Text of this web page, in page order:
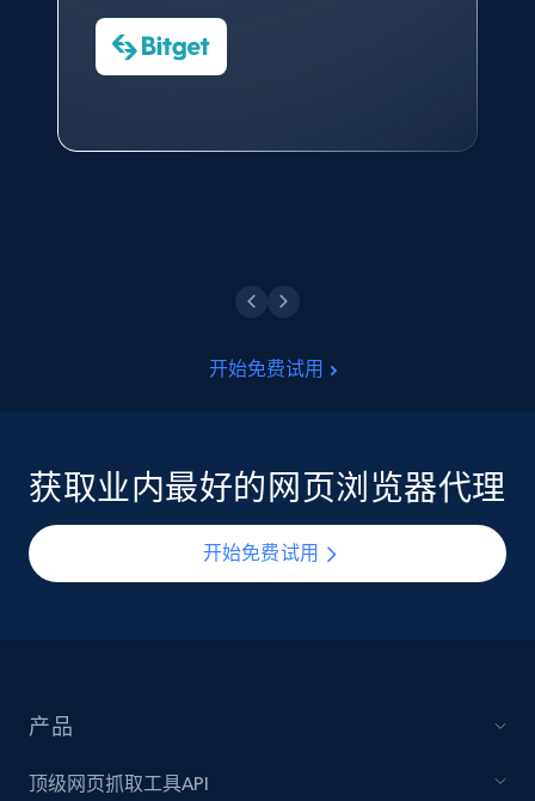
数据科学专家
Charmagne Cruz
—— Shopee Philippines Inc. 报告与分析、
Convert Group 的 CTO
开始免费试用
获取业内最好的网页浏览器代理
开始免费试用
产品
顶级网页抓取工具API